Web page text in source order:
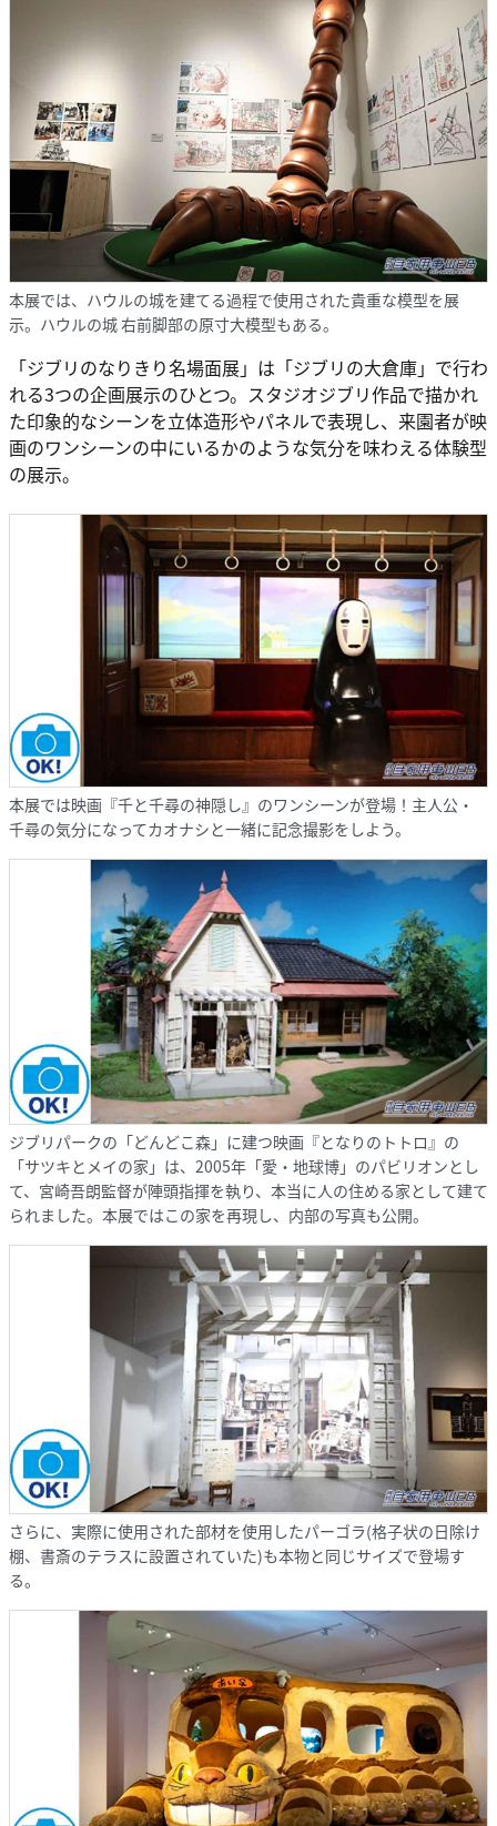
本展では、ハウルの城を建てる過程で使用された貴重な模型を展
示。ハウルの城 右前脚部の原寸大模型もある。
「ジブリのなりきり名場面展」は「ジブリの大倉庫」で行わ
れる3つの企画展示のひとつ。スタジオジブリ作品で描かれ
た印象的なシーンを立体造形やパネルで表現し、来園者が映
画のワンシーンの中にいるかのような気分を味わえる体験型
の展示。
本展では映画『千と千尋の神隠し』のワンシーンが登場！主人公・
千尋の気分になってカオナシと一緒に記念撮影をしよう。
ジブリパークの「どんどこ森」に建つ映画『となりのトトロ』の
「サツキとメイの家」は、2005年「愛・地球博」のパビリオンとし
て、宮崎吾朗監督が陣頭指揮を執り、本当に人の住める家として建て
られました。本展ではこの家を再現し、内部の写真も公開。
さらに、実際に使用された部材を使用したパーゴラ(格子状の日除け
棚、書斎のテラスに設置されていた)も本物と同じサイズで登場す
る。